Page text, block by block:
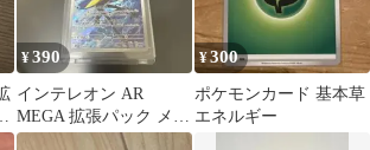
¥390
インテレオン AR
MEGA 拡張パック メガ
シンフォニア 069/063
¥300
ポケモンカード 基本草
エネルギー